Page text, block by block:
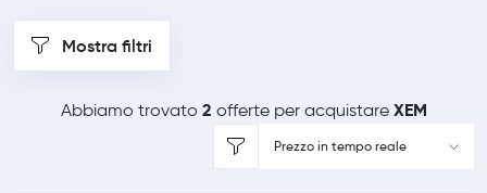
Mostra filtri
Abbiamo trovato 2 offerte per acquistare XEM
Prezzo in tempo reale